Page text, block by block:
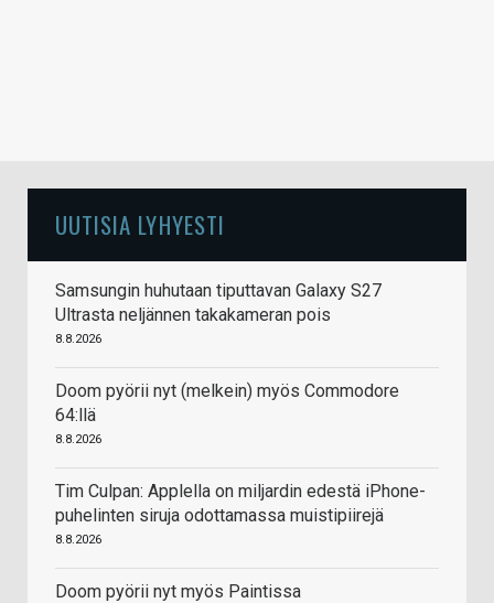
UUTISIA LYHYESTI
Samsungin huhutaan tiputtavan Galaxy S27
Ultrasta neljännen takakameran pois
8.8.2026
Doom pyörii nyt (melkein) myös Commodore
64:llä
8.8.2026
Tim Culpan: Applella on miljardin edestä iPhone-
puhelinten siruja odottamassa muistipiirejä
8.8.2026
Doom pyörii nyt myös Paintissa